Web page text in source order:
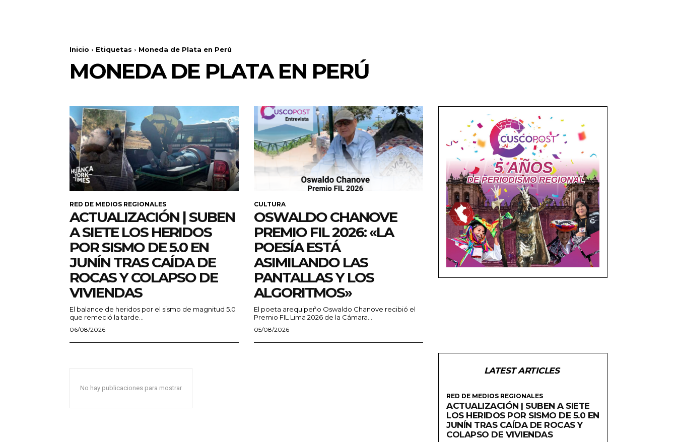
Inicio Etiquetas Moneda de Plata en Perú
MONEDA DE PLATA EN PERÚ
RED DE MEDIOS REGIONALES
ACTUALIZACIÓN | SUBEN
A SIETE LOS HERIDOS
POR SISMO DE 5.0 EN
JUNÍN TRAS CAÍDA DE
ROCAS Y COLAPSO DE
VIVIENDAS
El balance de heridos por el sismo de magnitud 5.0
que remeció la tarde...
06/08/2026
CULTURA
OSWALDO CHANOVE
PREMIO FIL 2026: «LA
POESÍA ESTÁ
ASIMILANDO LAS
PANTALLAS Y LOS
ALGORITMOS»
El poeta arequipeño Oswaldo Chanove recibió el
Premio FIL Lima 2026 de la Cámara...
05/08/2026
No hay publicaciones para mostrar
LATEST ARTICLES
RED DE MEDIOS REGIONALES
ACTUALIZACIÓN | SUBEN A SIETE
LOS HERIDOS POR SISMO DE 5.0 EN
JUNÍN TRAS CAÍDA DE ROCAS Y
COLAPSO DE VIVIENDAS